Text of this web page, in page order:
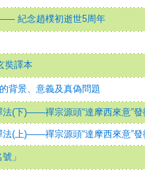
紀念趙樸初逝世5周年
奘譯本
背景、意義及真偽問題
(下)——禪宗源頭“達摩西來意”發
(上)——禪宗源頭“達摩西來意”發
」